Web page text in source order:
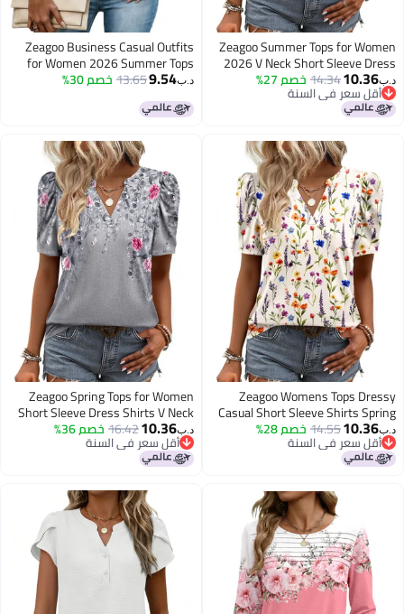
Zeagoo Summer Tops for Women
2026 V Neck Short Sleeve Dress
Shirts Cute Boho Floral Blouses
Casual Loose Fit Tunic
د.ب‏10.36
14.34خصم 27%
أقل سعر في السنة
أقل سعر في السنة
Zeagoo Business Casual Outfits
for Women 2026 Summer Tops
Cap Short Sleeve T Shirts Basic
Work Dress Shirt White
د.ب‏9.54
13.65خصم 30%
Zeagoo Womens Tops Dressy
Casual Short Sleeve Shirts Spring
Summer Blouses V Neck Floral
Cute Tunic Work Clothes 2026
د.ب‏10.36
14.55خصم 28%
أقل سعر في السنة
أقل سعر في السنة
Zeagoo Spring Tops for Women
Short Sleeve Dress Shirts V Neck
Oversized Blouses Summer Floral
Clothes 2026 Trendy
د.ب‏10.36
16.42خصم 36%
أقل سعر في السنة
أقل سعر في السنة